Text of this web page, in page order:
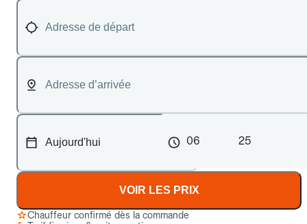
06 25
VOIR LES PRIX
Chauffeur confirmé dès la commande